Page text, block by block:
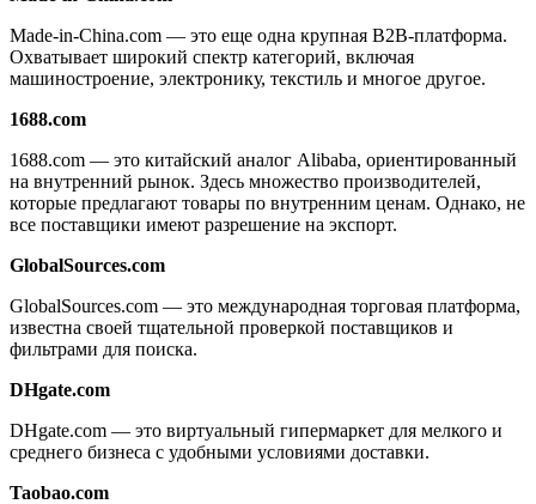
Made-in-China.com — это еще одна крупная B2B-платформа.
Охватывает широкий спектр категорий, включая
машиностроение, электронику, текстиль и многое другое.
1688.com
1688.com — это китайский аналог Alibaba, ориентированный
на внутренний рынок. Здесь множество производителей,
которые предлагают товары по внутренним ценам. Однако, не
все поставщики имеют разрешение на экспорт.
GlobalSources.com
GlobalSources.com — это международная торговая платформа,
известна своей тщательной проверкой поставщиков и
фильтрами для поиска.
DHgate.com
DHgate.com — это виртуальный гипермаркет для мелкого и
среднего бизнеса с удобными условиями доставки.
Taobao.com